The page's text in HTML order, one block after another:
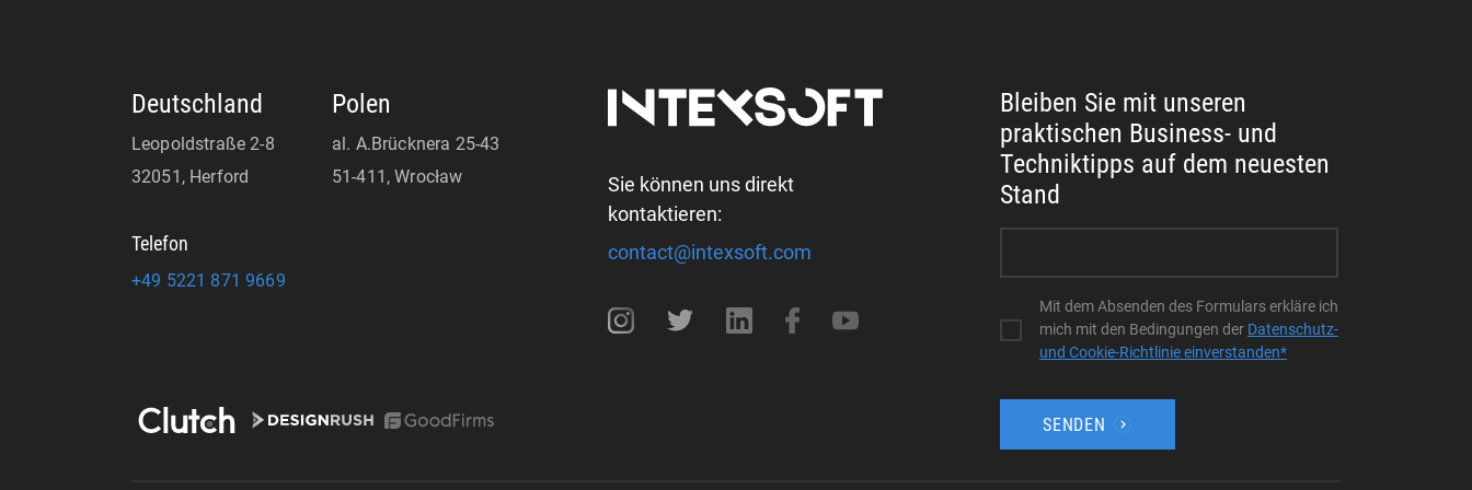
Deutschland
Leopoldstraße 2-8
32051, Herford
Telefon
+49 5221 871 9669
Polen
al. A.Brücknera 25-43
51-411, Wrocław
Sie können uns direkt
kontaktieren:
contact@intexsoft.com
Bleiben Sie mit unseren
praktischen Business- und
Techniktipps auf dem neuesten
Stand
Mit dem Absenden des Formulars erkläre ich
mich mit den Bedingungen der Datenschutz-
und Cookie-Richtlinie einverstanden*
SENDEN